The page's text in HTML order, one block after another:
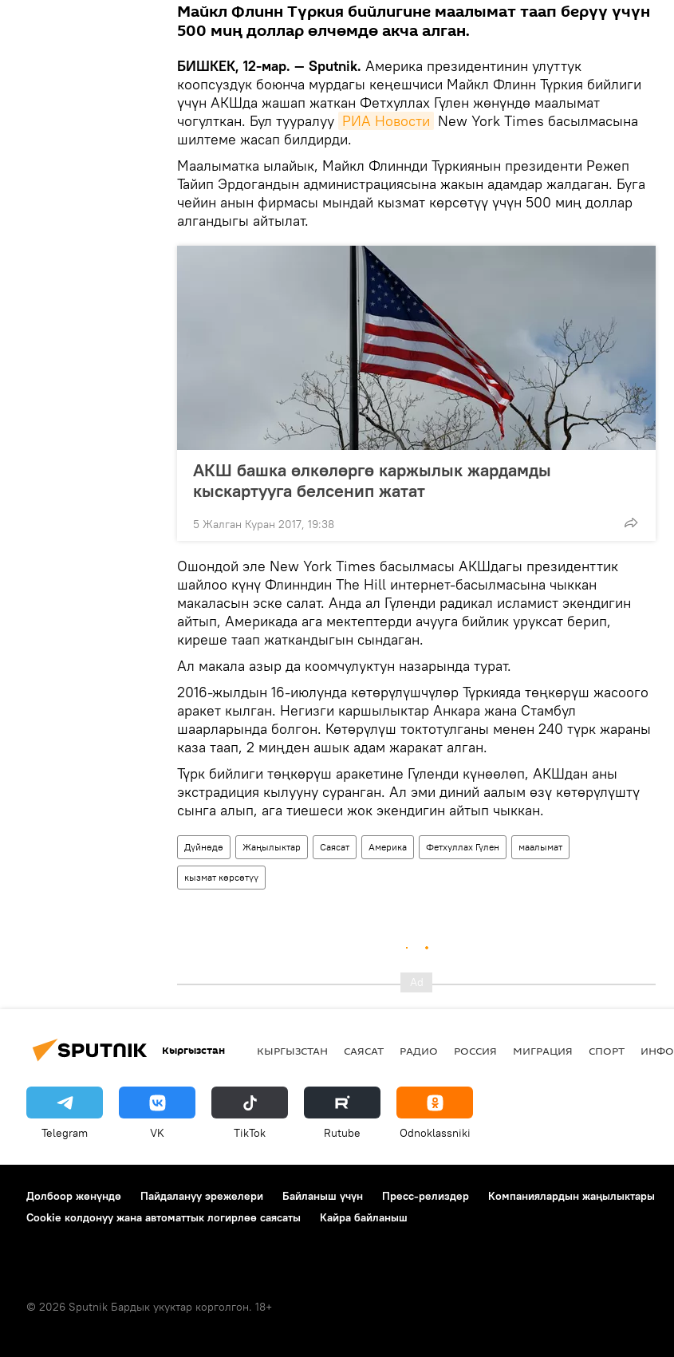
Майкл Флинн Түркия бийлигине маалымат таап берүү үчүн
500 миң доллар өлчөмдө акча алган.
БИШКЕК, 12-мар. — Sputnik. Америка президентинин улуттук
коопсуздук боюнча мурдагы кеңешчиси Майкл Флинн Түркия бийлиги
үчүн АКШда жашап жаткан Фетхуллах Гүлен жөнүндө маалымат
чогулткан. Бул тууралуу РИА Новости New York Times басылмасына
шилтеме жасап билдирди.
Маалыматка ылайык, Майкл Флиннди Түркиянын президенти Режеп
Тайип Эрдогандын администрациясына жакын адамдар жалдаган. Буга
чейин анын фирмасы мындай кызмат көрсөтүү үчүн 500 миң доллар
алгандыгы айтылат.
АКШ башка өлкөлөргө каржылык жардамды
кыскартууга белсенип жатат
5 Жалган Куран 2017, 19:38
Ошондой эле New York Times басылмасы АКШдагы президенттик
шайлоо күнү Флинндин The Hill интернет-басылмасына чыккан
макаласын эске салат. Анда ал Гүленди радикал исламист экендигин
айтып, Америкада ага мектептерди ачууга бийлик уруксат берип,
киреше таап жаткандыгын сындаган.
Ал макала азыр да коомчулуктун назарында турат.
2016-жылдын 16-июлунда көтөрүлүшчүлөр Түркияда төңкөрүш жасоого
аракет кылган. Негизги каршылыктар Анкара жана Стамбул
шаарларында болгон. Көтөрүлүш токтотулганы менен 240 түрк жараны
каза таап, 2 миңден ашык адам жаракат алган.
Түрк бийлиги төңкөрүш аракетине Гүленди күнөөлөп, АКШдан аны
экстрадиция кылууну суранган. Ал эми диний аалым өзү көтөрүлүштү
сынга алып, ага тиешеси жок экендигин айтып чыккан.
Дүйнөдө Жаңылыктар Саясат Америка Фетхуллах Гүлен маалымат
кызмат көрсөтүү
Кыргызстан КЫРГЫЗСТАН САЯСАТ РАДИО РОССИЯ МИГРАЦИЯ СПОРТ
Telegram VK ТikТоk Rutube Odnoklassniki
Долбоор жөнүндө Пайдалануу эрежелери Байланыш үчүн Пресс-релиздер Компаниялардын жаңылыктары
Cookie колдонуу жана автоматтык логирлөө саясаты
Кайра байланыш
© 2026 Sputnik Бардык укуктар корголгон. 18+